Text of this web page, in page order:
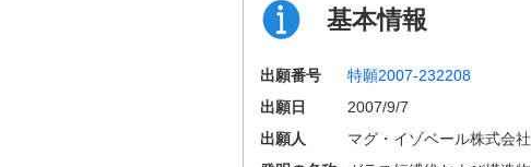
基本情報
出願番号 特願2007-232208
出願日
2007/9/7
出願人
マグ・イゾベール株式会社